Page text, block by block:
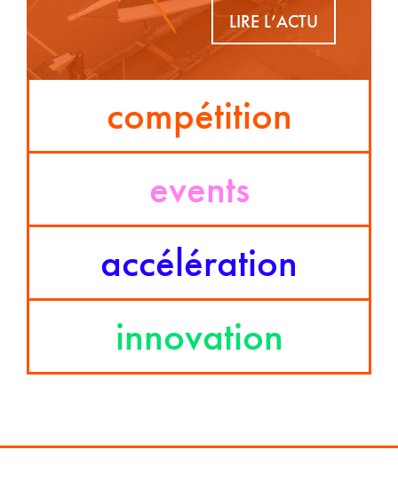
LIRE L’ACTU
compétition
events
accélération
innovation